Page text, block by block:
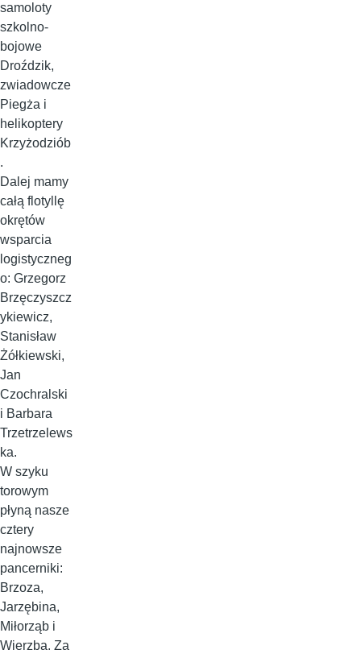
samoloty
szkolno-
bojowe
Droździk,
zwiadowcze
Piegża i
helikoptery
Krzyżodziób
.
Dalej mamy
całą flotyllę
okrętów
wsparcia
logistyczneg
o: Grzegorz
Brzęczyszcz
ykiewicz,
Stanisław
Żółkiewski,
Jan
Czochralski
i Barbara
Trzetrzelews
ka.
W szyku
torowym
płyną nasze
cztery
najnowsze
pancerniki:
Brzoza,
Jarzębina,
Miłorząb i
Wierzba. Za